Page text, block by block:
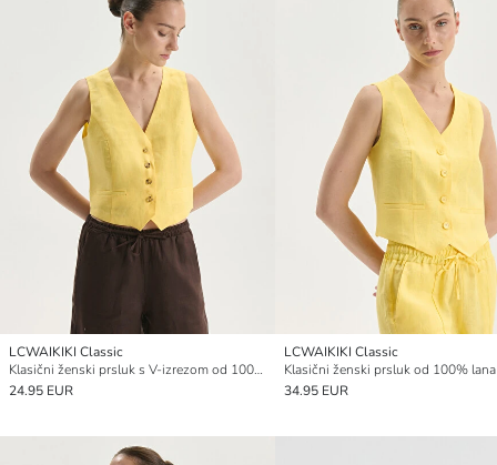
LCWAIKIKI Classic
Klasični ženski prsluk s V-izrezom od 100% lana, kratki
24.95 EUR
LCWAIKIKI Classic
34.95 EUR